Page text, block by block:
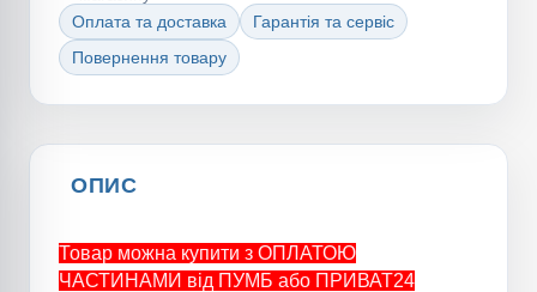
Оплата та доставка
Гарантія та сервіс
Повернення товару
ОПИС
Товар можна купити з ОПЛАТОЮ
ЧАСТИНАМИ від ПУМБ або ПРИВАТ24